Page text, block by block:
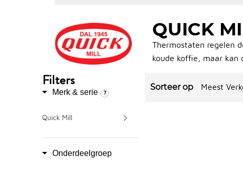
QUICK
Thermostaten regelen
koude koffie, maar kan
Meest
Filters
Merk & serie
Quick Mill
Onderdeelgroep